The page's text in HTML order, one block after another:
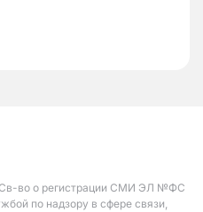
во о регистрации СМИ ЭЛ №ФС
по надзору в сфере связи,